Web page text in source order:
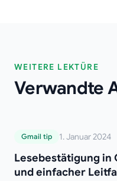
WEITERE LEKTÜRE
Verwandte
effektiven E-
Gmail tip 1. Januar 2024
Lesebestätigung in
und einfacher